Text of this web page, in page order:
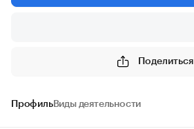
Поделиться
ПрофильВиды деятельности